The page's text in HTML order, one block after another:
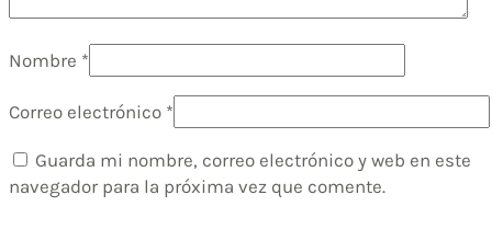
Nombre *
Correo electrónico *
Guarda mi nombre, correo electrónico y web en este
navegador para la próxima vez que comente.